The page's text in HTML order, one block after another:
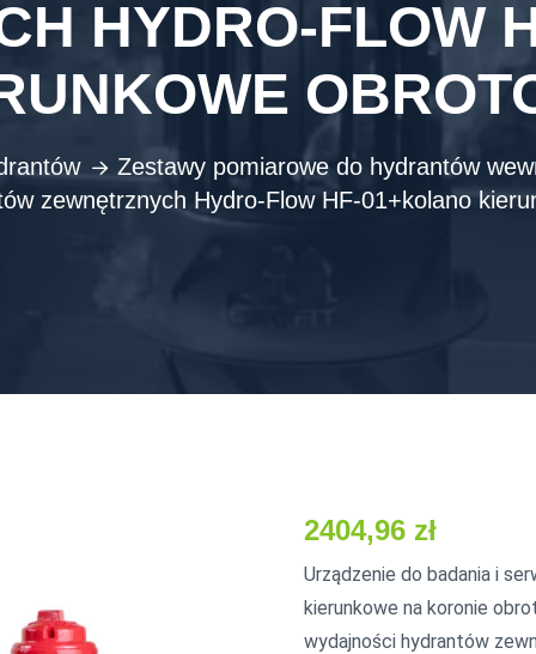
HYDRO-FLOW
Zestawy pomiarowe do hydrantów
zewnętrznych Hydro-Flow HF-01+kolano
2404,96 zł
Urządzenie do badania i
kierunkowe na koronie
wydajności hydrantów